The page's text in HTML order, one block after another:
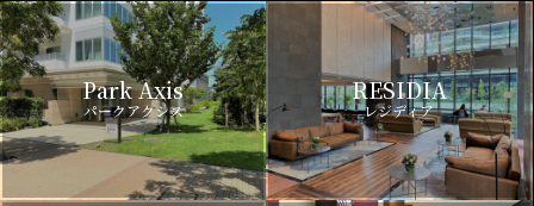
Park Axis
パークアクシス
RESIDIA
レジディア